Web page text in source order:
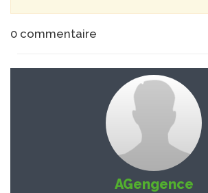
0 commentaire
AGengence